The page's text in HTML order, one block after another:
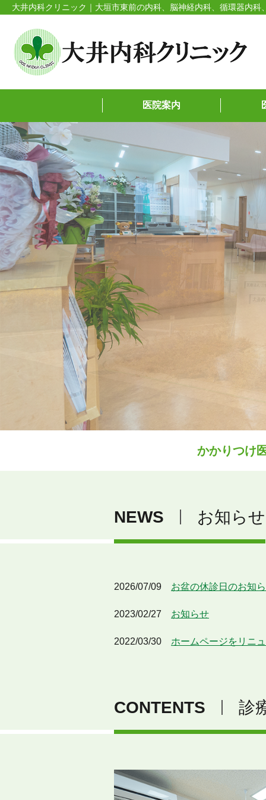
大井内科クリニック｜大垣市東前の内科、脳神経内科、循環器内科
医院案内
かかりつけ
NEWS お知らせ
2026/07/09 お盆の休診日のお知
2023/02/27 お知らせ
2022/03/30 ホームページをリニ
CONTENTS 診